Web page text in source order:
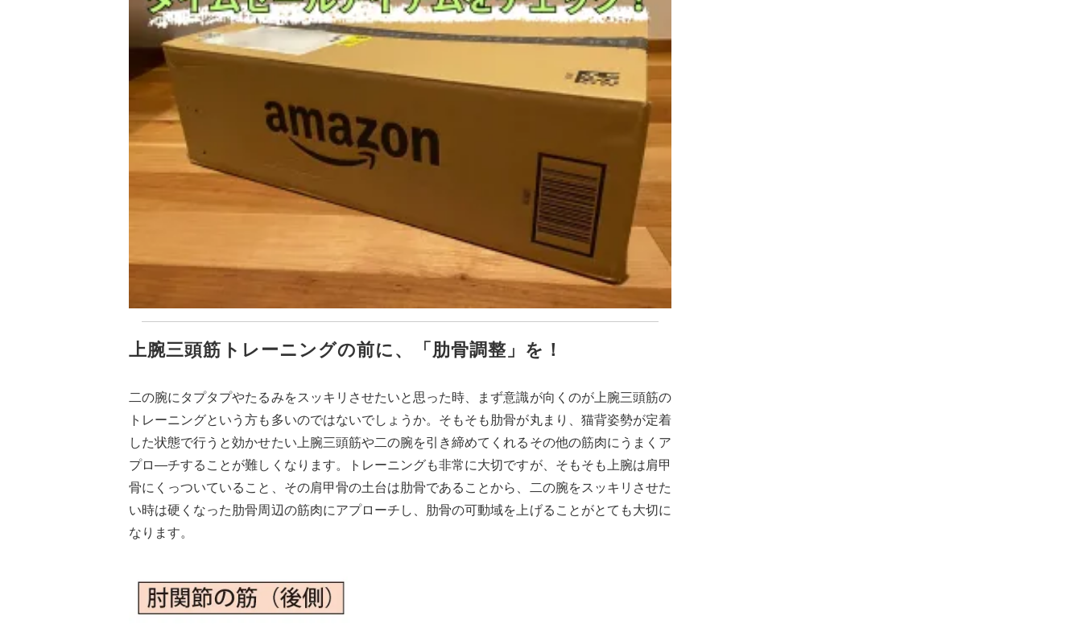
上腕三頭筋トレーニングの前に、「肋骨調整」を！
二の腕にタプタプやたるみをスッキリさせたいと思った時、まず意識が向くのが上腕三頭筋の
トレーニングという方も多いのではないでしょうか。そもそも肋骨が丸まり、猫背姿勢が定着
した状態で行うと効かせたい上腕三頭筋や二の腕を引き締めてくれるその他の筋肉にうまくア
プロ―チすることが難しくなります。トレーニングも非常に大切ですが、そもそも上腕は肩甲
骨にくっついていること、その肩甲骨の土台は肋骨であることから、二の腕をスッキリさせた
い時は硬くなった肋骨周辺の筋肉にアプローチし、肋骨の可動域を上げることがとても大切に
なります。